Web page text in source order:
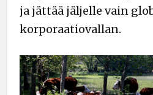
ja jättää jäljelle vain
korporaatiovallan.